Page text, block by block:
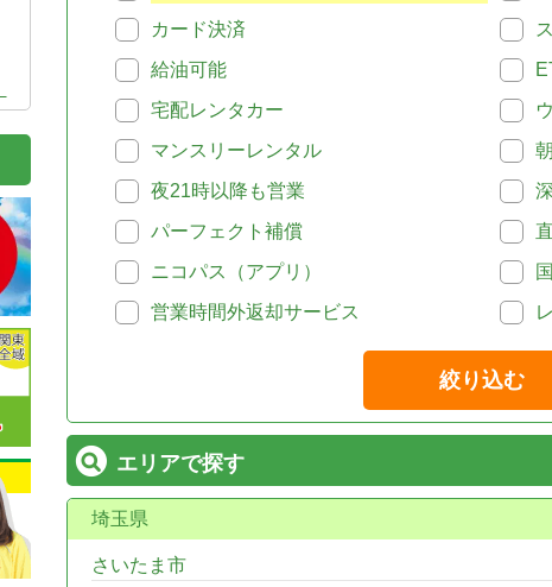
カード決済
給油可能
宅配レンタカー
マンスリーレンタル
夜21時以降も営業
パーフェクト補償
ニコパス（アプリ）
営業時間外返却サービス
絞り込む
エリアで探す
埼玉県
さいたま市